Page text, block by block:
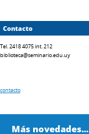
Contacto
Tel. 2418 4075 int. 212
biblioteca@seminario.edu.uy
contacto
Más novedades...